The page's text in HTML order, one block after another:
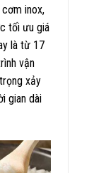
inox,
tối ưu giá
là từ 17
vận
xảy
gian dài